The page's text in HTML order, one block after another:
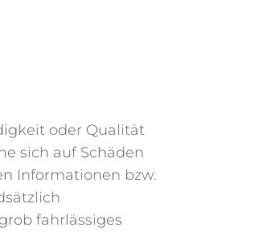
oder Qualität
sich auf Schäden
Informationen bzw.
fahrlässiges